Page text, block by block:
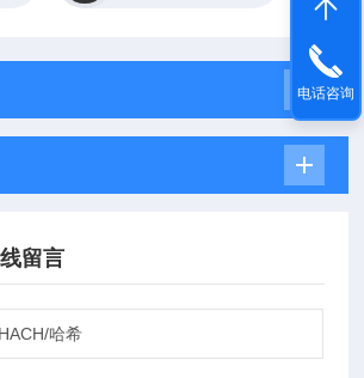
留言
HACH/哈希
电话咨询